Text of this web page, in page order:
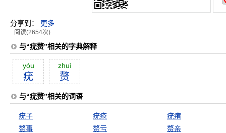
分享到： 更多
阅读(2654次)
与“疣赘”相关的字典解释
yóu
疣
zhuì
赘
与“疣赘”相关的词语
疣子 疣疮
疣痏
赘事
赘亏 赘亲